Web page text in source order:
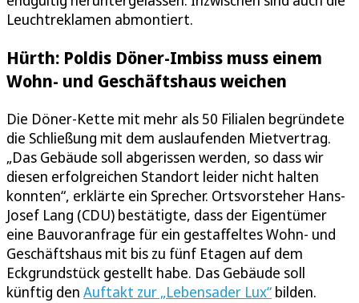
Leuchtreklamen abmontiert.
Hürth: Poldis Döner-Imbiss muss einem
Wohn- und Geschäftshaus weichen
Die Döner-Kette mit mehr als 50 Filialen begründete
die Schließung mit dem auslaufenden Mietvertrag.
„Das Gebäude soll abgerissen werden, so dass wir
diesen erfolgreichen Standort leider nicht halten
konnten“, erklärte ein Sprecher. Ortsvorsteher Hans-
Josef Lang (CDU) bestätigte, dass der Eigentümer
eine Bauvoranfrage für ein gestaffeltes Wohn- und
Geschäftshaus mit bis zu fünf Etagen auf dem
Eckgrundstück gestellt habe. Das Gebäude soll
künftig den Auftakt zur „Lebensader Lux“ bilden.